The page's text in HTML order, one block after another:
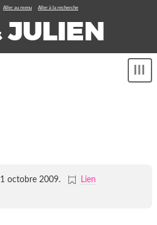
Aller au menu Aller à la recherche
JULIEN
octobre 2009.
Lien